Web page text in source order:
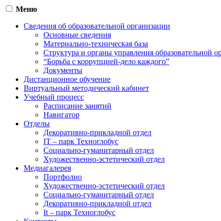
Меню
Сведения об образовательной организации
Основные сведения
Материально-техническая база
Структура и органы управления образовательной
“Борьба с коррупцией-дело каждого”
Документы
Дистанционное обучение
Виртуальный методический кабинет
Учебный процесс
Расписание занятий
Навигатор
Отделы
Декоративно-прикладной отдел
IT – парк Техноглобус
Социально-гуманитарный отдел
Художественно-эстетический отдел
Медиагалерея
Портфолио
Художественно-эстетический отдел
Социально-гуманитарный отдел
Декоративно-прикладной отдел
It – парк Техноглобус